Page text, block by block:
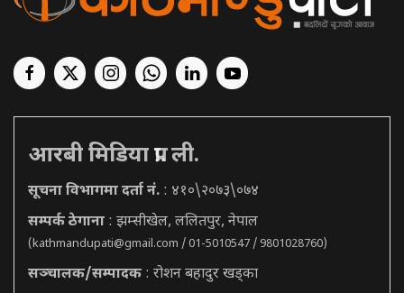
आरबी मिडिया प्रा. ली.
सूचना विभागमा दर्ता नं. : ४१०\२०७३\०७४
सम्पर्क ठेगाना : झम्सीखेल, ललितपुर, नेपाल
(kathmandupati@gmail.com / 01-5010547 / 9801028760)
सञ्चालक/सम्पादक : रोशन बहादुर खड्का